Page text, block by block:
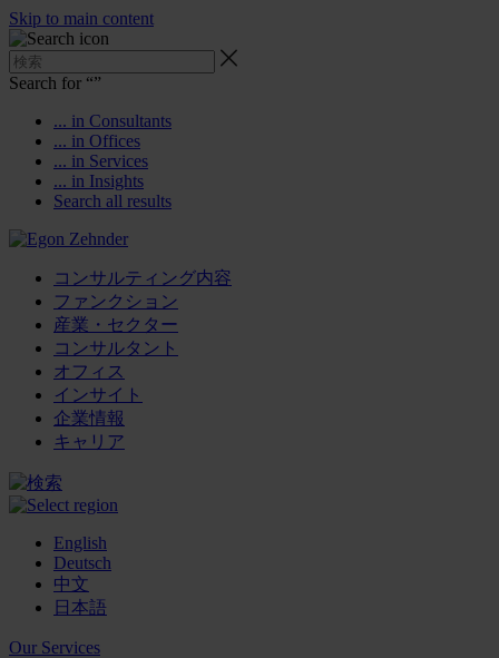
Skip to main content
Search for “”
... in Consultants
... in Offices
... in Services
... in Insights
Search all results
コンサルティング内容
ファンクション
産業・セクター
コンサルタント
オフィス
インサイト
企業情報
キャリア
English
Deutsch
中文
日本語
Our Services